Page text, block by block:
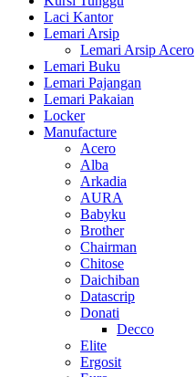
Laci Kantor
Lemari Arsip
Lemari Arsip Acero
Lemari Buku
Lemari Pajangan
Lemari Pakaian
Locker
Manufacture
Acero
Alba
Arkadia
AURA
Babyku
Brother
Chairman
Chitose
Daichiban
Datascrip
Donati
Decco
Elite
Ergosit